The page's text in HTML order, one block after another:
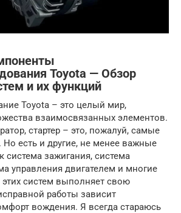
Toyota — Обзор
и их функций
Toyota – это целый мир,
взаимосвязанных элементов.
стартер – это, пожалуй, самые
Но есть и другие, не менее важные
система зажигания, система
управления двигателем и многие
систем выполняет свою
работы зависит
вождения. Я всегда стараюсь